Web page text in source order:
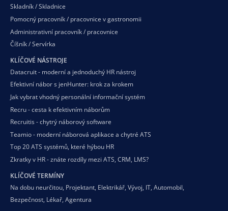
Skladník / Skladnice
Pomocný pracovník / pracovnice v gastronomii
Administrativní pracovník / pracovnice
Číšník / Servírka
KLÍČOVÉ NÁSTROJE
Datacruit - moderní a jednoduchý HR nástroj
Efektivní nábor s jenHunter: krok za krokem
Jak vybrat vhodný personální informační systém
Recru - cesta k efektivním náborům
Recruitis - chytrý náborový software
Teamio - moderní náborová aplikace a chytré ATS
Top 20 ATS systémů, které hýbou HR
Zkratky v HR - znáte rozdíly mezi ATS, CRM, LMS?
KLÍČOVÉ TERMÍNY
Na dobu neurčitou, Projektant, Elektrikář, Vývoj, IT, Automobil,
Bezpečnost, Lékař, Agentura